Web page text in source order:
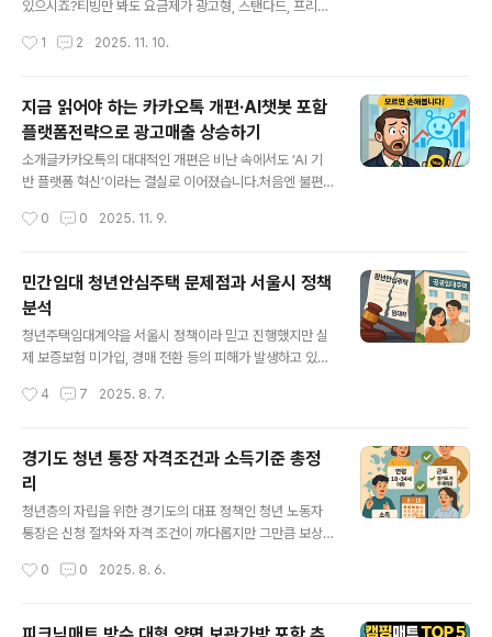
으신 분들에게, 현실적인 방법과 공식 경로를 알려드리는
이메일·전화 미연결 시 대안까지 단계별 복구인스타그램에
있으시죠?티빙만 봐도 요금제가 광고형, 스탠다드, 프리미
제는 가격보다 “할인을 얼마나 똑똑하게 받느냐”입니다.이
교하고, 카드·통신사·연간 할인 루트를 엮어서 가장 싸게 보
는 실전 비법을 보여드릴 거예요.읽고 나면 분명히 한 달 구
독료가 줄어드는 걸 체감하실 겁니다. 티빙 요금제, 광고형
부터 프리미엄까지 뭐가 다를까?티빙을 처음 시작하려고
보면 요금제가 왜 이렇게 많은지 깜짝 놀라실 거예요.광고
차 트림 보는 것 같죠?하지만 사실 구조를 알고 보면 아주
1 2 2025. 11. 10.
지금 읽어야 하는 카카오톡 개편·AI챗봇 포함
플랫폼전략으로 광고매출 상승하기
소개글카카오톡의 대대적인 개편은 비난 속에서도 ‘AI 기
반 플랫폼 혁신’이라는 결실로 이어졌습니다.처음엔 불편
체류시간과 광고매출은 오히려 상승했습니다.그 중심에는
대에 기업이 어떻게 반전을 이끌어낼 수 있는지를 함께 탐
구합니다. 카카오톡 개편과 AI챗봇이 만든 새로운 수익 구
조의 현실카카오톡이 개편된다고 했을 때, 많은 사람들이
“이제 카톡은 끝났다!”라고 말했죠.하지만 결과는 정반대
카카오의 실적은 오히려 반등했습니다.이쯤 되면 묻고 싶
0 0 2025. 11. 9.
민간임대 청년안심주택 문제점과 서울시 정책
분석
청년주택임대계약을 서울시 정책이라 믿고 진행했지만 실
제 보증보험 미가입, 경매 전환 등의 피해가 발생하고 있습
다. 청년안심주택 경매 전세사기 임대사업자 문제까지, 청
와 문제점, 피해 사례, 대안을 모두 파악해야 진짜 안심할
수 있습니다. 계약 전 꼭 읽어야 할 청년 주거 정보의 정수
입니다.www.youngsdaily.com 경기도 청년 통장 자격
조건과 소득기준 총정리청년층의 자립을 위한 경기도의 대
표 정책인 청년 노동자 통장은 신청 절차와 자격 조건이 까
주지, 근로 여부, 소득 기준 등이 포함되meta.vitalitywe
4 7 2025. 8. 7.
경기도 청년 통장 자격조건과 소득기준 총정
리
청년층의 자립을 위한 경기도의 대표 정책인 청년 노동자
통장은 신청 절차와 자격 조건이 까다롭지만 그만큼 보상
기준 등이 포함되며, 서류가 누락되면 탈락 사유가 되므로
분이 엄격하기 때문에 본인의 상황을 정확히 파악해야 합
0 0 2025. 8. 6.